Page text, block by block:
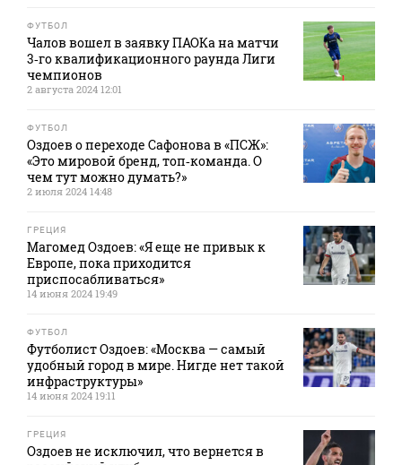
ФУТБОЛ
Чалов вошел в заявку ПАОКа на матчи
3‑го квалификационного раунда Лиги
чемпионов
2 августа 2024 12:01
ФУТБОЛ
Оздоев о переходе Сафонова в «ПСЖ»:
«Это мировой бренд, топ‑команда. О
чем тут можно думать?»
2 июля 2024 14:48
ГРЕЦИЯ
Магомед Оздоев: «Я еще не привык к
Европе, пока приходится
приспосабливаться»
14 июня 2024 19:49
ФУТБОЛ
Футболист Оздоев: «Москва — самый
удобный город в мире. Нигде нет такой
инфраструктуры»
14 июня 2024 19:11
ГРЕЦИЯ
Оздоев не исключил, что вернется в